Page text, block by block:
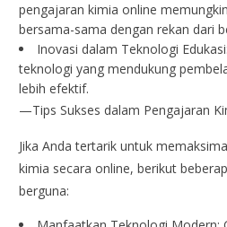
pengajaran kimia online
bersama-sama dengan rekan dari
Inovasi dalam Teknologi
teknologi yang mendukung
lebih efektif.
—Tips Sukses dalam Pengajaran
Jika Anda tertarik untuk
kimia secara online, berikut
berguna: